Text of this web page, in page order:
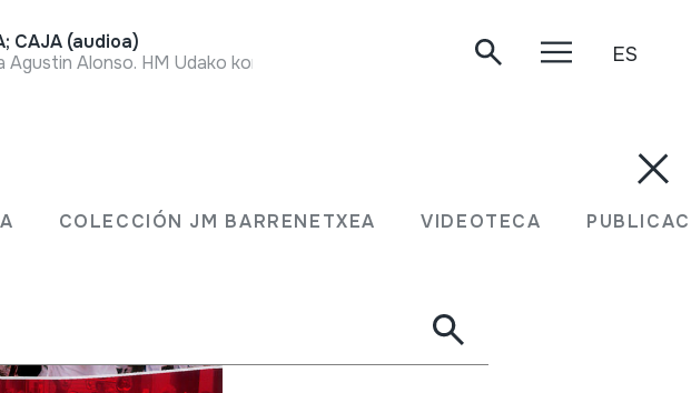
COLECCIÓN JM BARRENETXEA VIDEOTECA
CAJA (audioa)
Agustin Alonso. HM Udako kontzertua. Oiartzun, 2003.
ES